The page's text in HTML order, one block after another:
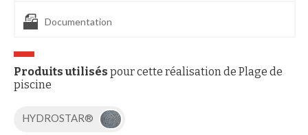
Documentation
Produits utilisés pour cette réalisation de Plage de
piscine
HYDROSTAR®